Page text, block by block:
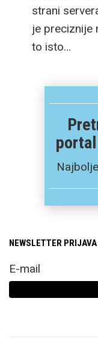
strani
je preciznije
to isto…
NEWSLETTER PRIJAVA
E-mail